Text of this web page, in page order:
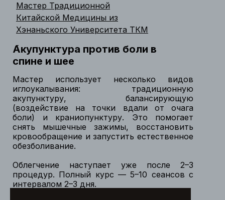
Мастер Традиционной
Китайской Медицины из
Хэнаньского Университета ТКМ
Мастер использует несколько видов
иглоукалывания: традиционную
акупунктуру, балансирующую
(воздействие на точки вдали от очага
боли) и краниопунктуру. Это помогает
снять мышечные зажимы, восстановить
кровообращение и запустить естественное
обезболивание.
Облегчение наступает уже после 2–3
процедур. Полный курс — 5–10 сеансов с
интервалом 2–3 дня.
Акупунктура против боли в
спине и шее